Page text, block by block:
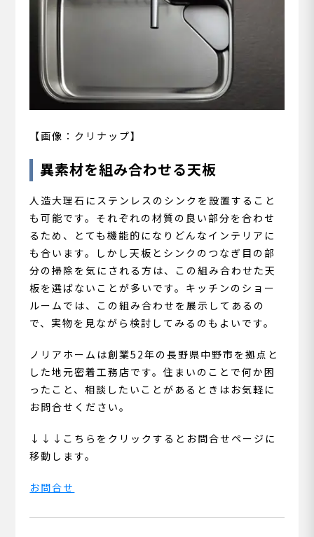
【画像：クリナップ】
異素材を組み合わせる天板
人造大理石にステンレスのシンクを設置すること
も可能です。それぞれの材質の良い部分を合わせ
るため、とても機能的になりどんなインテリアに
も合います。しかし天板とシンクのつなぎ目の部
分の掃除を気にされる方は、この組み合わせた天
板を選ばないことが多いです。キッチンのショー
ルームでは、この組み合わせを展示してあるの
で、実物を見ながら検討してみるのもよいです。
ノリアホームは創業52年の長野県中野市を拠点と
した地元密着工務店です。住まいのことで何か困
ったこと、相談したいことがあるときはお気軽に
お問合せください。
↓↓↓こちらをクリックするとお問合せページに
移動します。
お問合せ